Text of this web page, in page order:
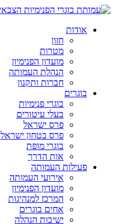
אודות
חזון
מטרות
מועדון הפנימיון
הנהלת העמותה
חברות ותקנון
בוגרים
בוגרי פנימיות
בעלי עיטורים
פרס ישראל
פרס בטחון ישראל
בוגרי מופת
אות הדרך
פעילות העמותה
אירועי העמותה
מועדון הפנימיון
המרכז למנהיגות
אחים בוגרים
ישיבות הנהלה